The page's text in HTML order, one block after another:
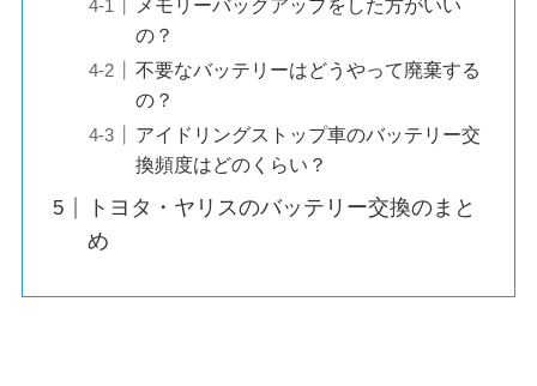
メモリーバックアップをした方がいい
の？
不要なバッテリーはどうやって廃棄する
の？
アイドリングストップ車のバッテリー交
換頻度はどのくらい？
トヨタ・ヤリスのバッテリー交換のまと
め